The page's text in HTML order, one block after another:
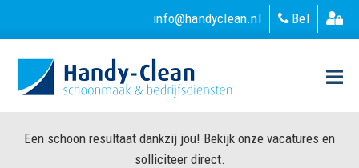
Bel
info@handyclean.nl
Een schoon resultaat dankzij jou! Bekijk onze vacatures en
solliciteer direct.